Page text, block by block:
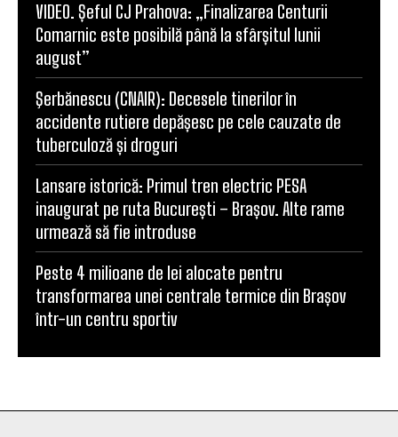
VIDEO. Șeful CJ Prahova: „Finalizarea Centurii
Comarnic este posibilă până la sfârșitul lunii
august”
Şerbănescu (CNAIR): Decesele tinerilor în
accidente rutiere depășesc pe cele cauzate de
tuberculoză și droguri
Lansare istorică: Primul tren electric PESA
inaugurat pe ruta București – Brașov. Alte rame
urmează să fie introduse
Peste 4 milioane de lei alocate pentru
transformarea unei centrale termice din Brașov
într-un centru sportiv